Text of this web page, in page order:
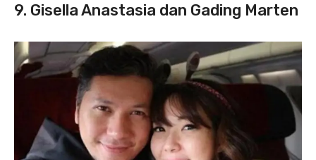
9. Gisella Anastasia dan Gading Marten